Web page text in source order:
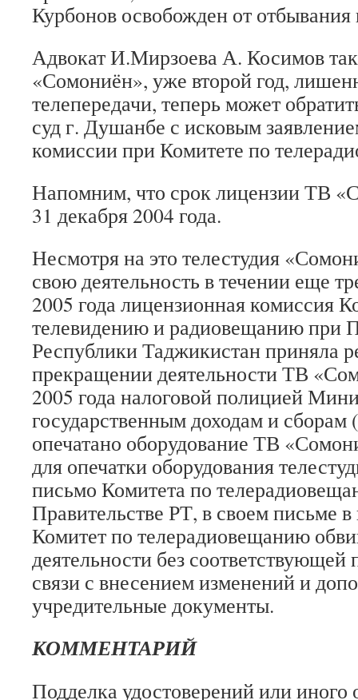
Курбонов освобожден от отбывания
Адвокат И.Мирзоева А. Косимов
«Сомониён», уже второй год,
телепередачи, теперь может
суд г. Душанбе с исковым
комиссии при Комитете по
Напомним, что срок лицензии ТВ
31 декабря 2004 года.
Несмотря на это телестудия
свою деятельность в течении еще
2005 года лицензионная комиссия
телевидению и радиовещанию при
Республики Таджикистан приняла
прекращении деятельности ТВ
2005 года налоговой полицией
государственным доходам и
опечатано оборудование ТВ
для опечатки оборудования
письмо Комитета по
Правительстве РТ, в своем письме
Комитет по телерадиовещанию
деятельности без соответствующей
связи с внесением изменений и
учредительные документы.
КОММЕНТАРИЙ
Подделка удостоверений или иного